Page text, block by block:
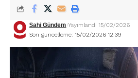
Son güncelleme: 15/02/2026 12:39
Sahi Gündem Yayımlandı 15/02/2026